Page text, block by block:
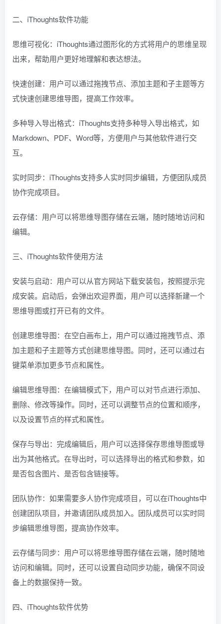
二、iThoughts软件功能
思维可视化：iThoughts通过图形化的方式将用户的思维呈现
出来，帮助用户更好地理解和表达想法。
快速创建：用户可以通过拖拽节点、添加主题和子主题等方
式快速创建思维导图，提高工作效率。
多种导入导出格式：iThoughts支持多种导入导出格式，如
Markdown、PDF、Word等，方便用户与其他软件进行交
互。
实时同步：iThoughts支持多人实时同步编辑，方便团队成员
协作完成项目。
云存储：用户可以将思维导图存储在云端，随时随地访问和
编辑。
三、iThoughts软件使用方法
安装与启动：用户可以从官方网站下载安装包，按照提示完
成安装。启动后，会弹出欢迎界面，用户可以选择新建一个
思维导图或打开已有的文件。
创建思维导图：在空白画布上，用户可以通过拖拽节点、添
加主题和子主题等方式创建思维导图。同时，还可以通过右
键菜单添加更多节点和属性。
编辑思维导图：在编辑模式下，用户可以对节点进行添加、
删除、修改等操作。同时，还可以调整节点的位置和顺序，
以及设置节点的样式和属性。
保存与导出：完成编辑后，用户可以选择保存思维导图或导
出为其他格式。在导出时，可以选择导出的格式和参数，如
是否包含图片、是否包含链接等。
团队协作：如果需要多人协作完成项目，可以在iThoughts中
创建团队项目，并邀请团队成员加入。团队成员可以实时同
步编辑思维导图，提高协作效率。
云存储与同步：用户可以将思维导图存储在云端，随时随地
访问和编辑。同时，还可以设置自动同步功能，确保不同设
备上的数据保持一致。
四、iThoughts软件优势